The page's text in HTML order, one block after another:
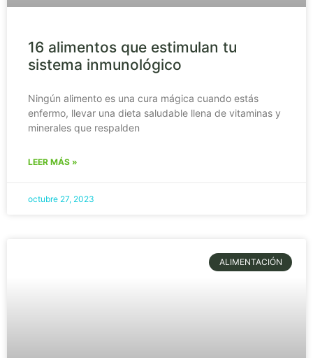
16 alimentos que estimulan tu
sistema inmunológico
Ningún alimento es una cura mágica cuando estás
enfermo, llevar una dieta saludable llena de vitaminas y
minerales que respalden
LEER MÁS »
octubre 27, 2023
ALIMENTACIÓN